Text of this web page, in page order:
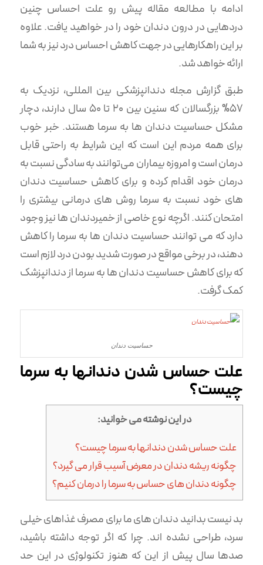
ادامه با مطالعه مقاله پیش رو علت احساس چنین
دردهایی در درون دندان خود را در خواهید یافت. علاوه
بر این راهکارهایی در جهت کاهش احساس درد نیز به شما
ارائه خواهد شد.
طبق گزارش مجله دندانپزشکی بین المللی، نزدیک به
۵۷% بزرگسالان که سنین بین ۲۰ تا ۵۰ سال دارند، دچار
مشکل حساسیت دندان ها به سرما هستند. خبر خوب
برای همه مردم این است که این شرایط به راحتی قابل
درمان است و امروزه بیماران می‌توانند به سادگی نسبت به
درمان خود اقدام کرده و برای کاهش حساسیت دندان
های خود نسبت به سرما روش های درمانی بیشتری را
امتحان کنند. اگرچه نوع خاصی از خمیردندان ها نیز وجود
دارد که می توانند حساسیت دندان ها به سرما را کاهش
دهند، در برخی مواقع در صورت شدید بودن درد لازم است
که برای کاهش حساسیت دندان ها به سرما از دندانپزشک
کمک گرفت.
حساسیت دندان
علت حساس شدن دندانها به سرما
چیست؟
در این نوشته می خوانید:
علت حساس شدن دندانها به سرما چیست؟
چگونه ریشه دندان در معرض آسیب قرار می گیرد؟
چگونه دندان های حساس به سرما را درمان کنیم؟
بد نیست بدانید دندان های ما برای مصرف غذاهای خیلی
سرد، طراحی نشده اند. چرا که اگر توجه داشته باشید،
صدها سال پیش از این که هنوز تکنولوژی در این حد